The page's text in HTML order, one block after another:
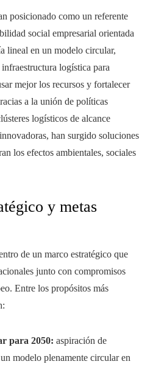
posicionado como un referente
social empresarial orientada
lineal en un modelo circular,
logística para
mejor los recursos y fortalecer
a la unión de políticas
logísticos de alcance
han surgido soluciones
los efectos ambientales, sociales
y metas
de un marco estratégico que
junto con compromisos
Entre los propósitos más
para 2050: aspiración de
modelo plenamente circular en